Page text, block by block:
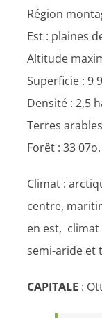
Région
Est : plaines
Altitude
Superficie : 9
Densité : 2,5
Terres
Forêt : 33 07o.
Climat :
centre,
en est,
semi-aride et
CAPITALE :